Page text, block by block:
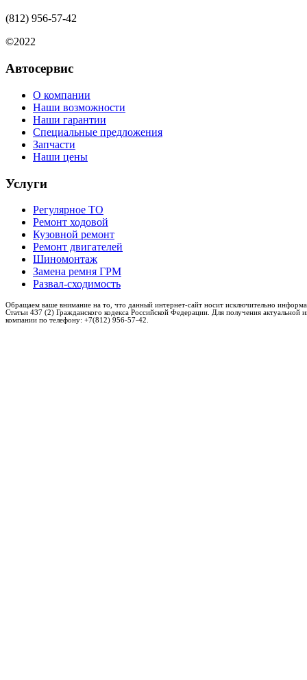
(812) 956-57-42
©2022
Автосервис
О компании
Наши возможности
Наши гарантии
Специальные предложения
Запчасти
Наши цены
Услуги
Регулярное ТО
Ремонт ходовой
Кузовной ремонт
Ремонт двигателей
Шиномонтаж
Замена ремня ГРМ
Развал-сходимость
Обращаем ваше внимание на то, что данный интернет-сайт носит исключительно
Статьи 437 (2) Гражданского кодекса Российской Федерации. Для получения
компании по телефону: +7(812) 956-57-42.